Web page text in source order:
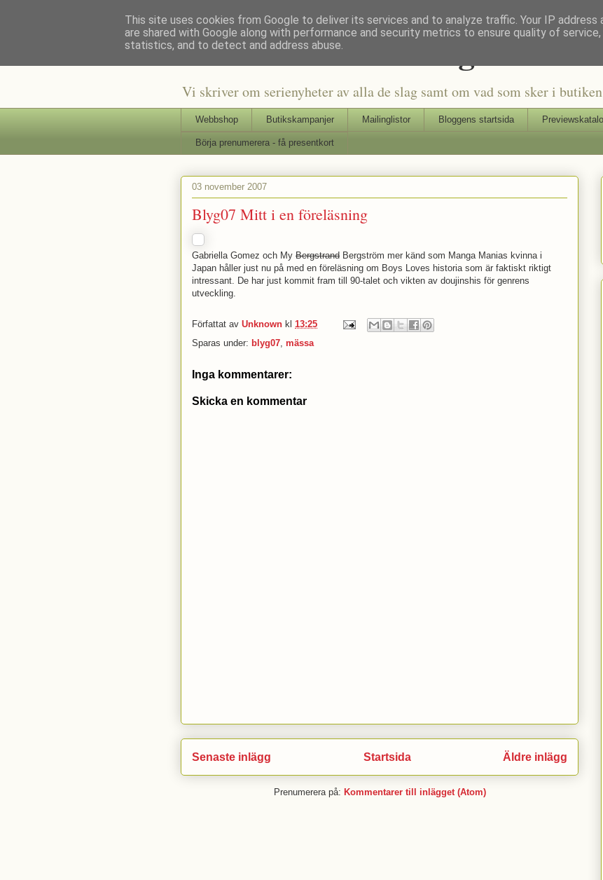
Staffars Seriers Blog
Vi skriver om serienyheter av alla de slag samt om vad som sker i
Webbshop Butikskampanjer Mailinglistor Bloggens startsida
Börja prenumerera - få presentkort
03 november 2007
Blyg07 Mitt i en föreläsning
Gabriella Gomez och My Bergstrand Bergström mer känd som Manga Manias kvinna i
Japan håller just nu på med en föreläsning om Boys Loves historia som är faktiskt riktigt
intressant. De har just kommit fram till 90-talet och vikten av doujinshis för genrens
utveckling.
Författat av Unknown kl 13:25
Sparas under: blyg07, mässa
Inga kommentarer:
Skicka en kommentar
Senaste inlägg Äldre inlägg
Startsida
Prenumerera på: Kommentarer till inlägget (Atom)
This site uses cookies from Google to deliver its services and to analyze traffic. Your IP address
are shared with Google along with performance and security metrics to ensure quality of
statistics, and to detect and address abuse.